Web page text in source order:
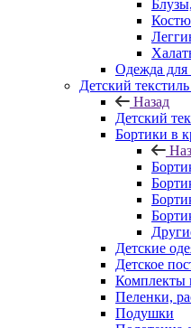
Одежда
Детский текстиль
Назад
Детский
Бортики в
Детские
Детское
Комплекты
Пеленки,
Подушки